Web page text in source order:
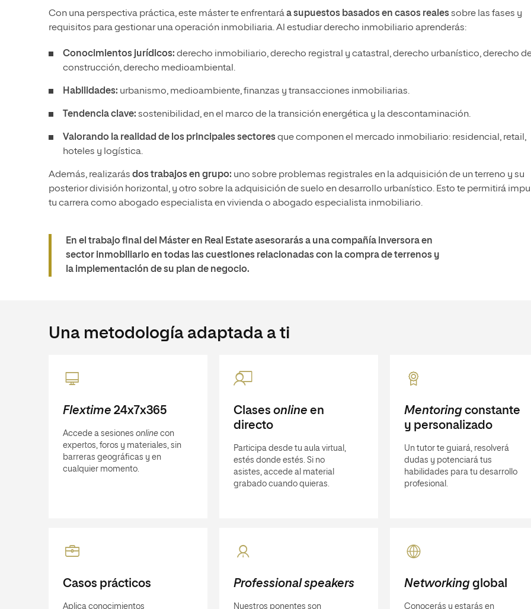
Con una perspectiva práctica, este máster te enfrentaráa supuestos basados en casos realessobre las fases y
requisitos para gestionar una operación inmobiliaria. Al estudiar derecho inmobiliario aprenderás:
Conocimientos jurídicos: derecho inmobiliario, derecho registral y catastral, derecho urbanístico, derecho
construcción, derecho medioambiental.
Habilidades: urbanismo, medioambiente, finanzas y transacciones inmobiliarias.
Tendencia clave: sostenibilidad, en el marco de la transición energética y la descontaminación.
Valorando la realidad de los principales sectoresque componen el mercado inmobiliario: residencial, retail,
hoteles y logística.
Además, realizarás dos trabajos en grupo: uno sobre problemas registrales en la adquisición de un terreno y su
posterior división horizontal, y otro sobre la adquisición de suelo en desarrollo urbanístico. Esto te permitirá
tu carrera como abogado especialista en vivienda o abogado especialista inmobiliario.
En el trabajo final del Máster en Real Estate asesorarás a una compañía inversora en
sector inmobiliarioen todas las cuestiones relacionadas con la compra de terrenos y
la implementación de su plan de negocio.
Una metodología adaptada a ti
Flextime 24x7x365
Accede a sesiones online con
expertos, foros y materiales, sin
barreras geográficas y en
cualquier momento.
Clases online en
directo
Participa desde tu aula virtual,
estés donde estés. Si no
asistes, accede al material
grabado cuando quieras.
Mentoringconstante
y personalizado
Un tutor te guiará, resolverá
dudas y potenciará tus
habilidades para tu desarrollo
profesional.
Casos prácticos
Aplica conocimientos
Professional speakers
Nuestros ponentes son
Networkingglobal
Conocerás y estarás en